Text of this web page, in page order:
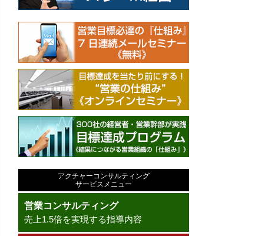
アクチャーコンサルティング
サービスメニュー
営業コンサルティング
売上1.5倍を実現する指導内容